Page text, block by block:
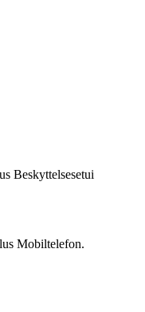
Beskyttelsesetui
Mobiltelefon.